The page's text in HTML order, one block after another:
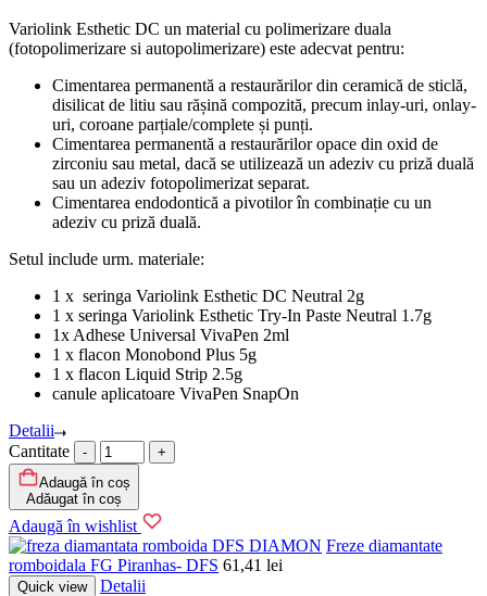
Variolink Esthetic DC un material cu polimerizare duala
(fotopolimerizare si autopolimerizare) este adecvat pentru:
Cimentarea permanentă a restaurărilor din ceramică de sticlă,
disilicat de litiu sau rășină compozită, precum inlay-uri, onlay-
uri, coroane parțiale/complete și punți.
Cimentarea permanentă a restaurărilor opace din oxid de
zirconiu sau metal, dacă se utilizează un adeziv cu priză duală
sau un adeziv fotopolimerizat separat.
Cimentarea endodontică a pivotilor în combinație cu un
adeziv cu priză duală.
Setul include urm. materiale:
1 x seringa Variolink Esthetic DC Neutral 2g
1 x seringa Variolink Esthetic Try-In Paste Neutral 1.7g
1x Adhese Universal VivaPen 2ml
1 x flacon Monobond Plus 5g
1 x flacon Liquid Strip 2.5g
canule aplicatoare VivaPen SnapOn
Detalii
Cantitate
Adaugă în coș
Adăugat în coș
Adaugă în wishlist
DFS DIAMON Freze diamantate
romboidala FG Piranhas- DFS 61,41 lei
Quick view Detalii